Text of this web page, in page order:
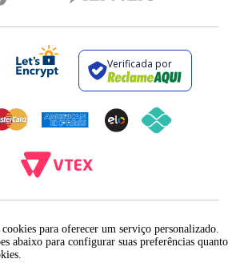
para oferecer um serviço personalizado.
abaixo para configurar suas preferências quanto
Verificada por
12.093.445/0002-23
GOMES, 331 - ANEXO 2 - CENTRO - PIRAÍ - RIO DE
JANEIRO. CEP.: 27.175-000